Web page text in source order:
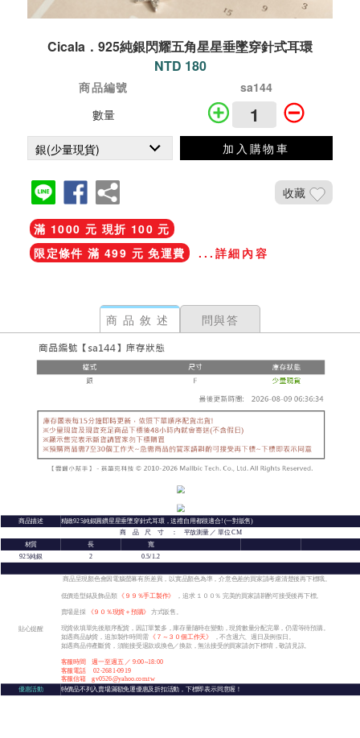
Cicala．925純銀閃耀五角星星垂墜穿針式耳環
NTD 180
商品編號
sa144
數量
加入購物車
收藏
滿 1000 元 現折 100 元
限定條件 滿 499 元 免運費
...詳細內容
商品敘述 問與答